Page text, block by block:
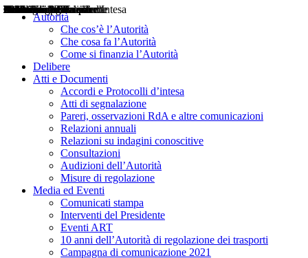
Autorità
Che cos’è l’Autorità
Che cosa fa l’Autorità
Come si finanzia l’Autorità
Delibere
Atti e Documenti
Accordi e Protocolli d’intesa
Atti di segnalazione
Pareri, osservazioni RdA e altre comunicazioni
Relazioni annuali
Relazioni su indagini conoscitive
Consultazioni
Audizioni dell’Autorità
Misure di regolazione
Media ed Eventi
Comunicati stampa
Interventi del Presidente
Eventi ART
10 anni dell’Autorità di regolazione dei trasporti
Campagna di comunicazione 2021
Delibere
Pareri
Consultazioni
Audizioni
Atti di Segnalazione
Accordi e Protocolli d'Intesa
Relazioni annuali
Misure di regolazione
Notizie
Comunicati Stampa
Bollettini ART
Convegni ART
Interviste del Presidente
Articoli in primo piano
Interventi del Presidente
2004
2005
2010
2013
2014
2015
2016
2017
2018
2019
202
2020
2021
2022
2023
2024
2025
2026
Aereo
Marittimo
Terrestre